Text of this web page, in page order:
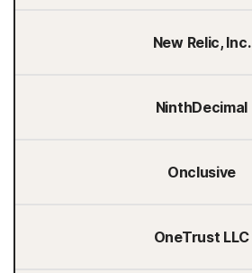
New Relic, Inc.
NinthDecimal
Onclusive
OneTrust LLC